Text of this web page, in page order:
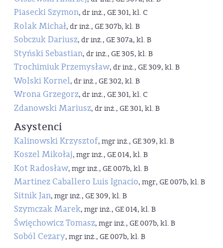
Piasecki Szymon, dr inż., GE 301, kl. C
Rolak Michał, dr inż., GE 307b, kl. B
Sobczuk Dariusz, dr inż., GE 307a, kl. B
Styński Sebastian, dr inż., GE 305, kl. B
Trochimiuk Przemysław, dr inż., GE 309, kl. B
Wolski Kornel, dr inż., GE 302, kl. B
Wrona Grzegorz, dr inż., GE 301, kl. C
Zdanowski Mariusz, dr inż., GE 301, kl. B
Asystenci
Kalinowski Krzysztof, mgr inż., GE 309, kl. B
Koszel Mikołaj, mgr inż., GE 014, kl. B
Kot Radosław, mgr inż., GE 007b, kl. B
Martinez Caballero Luis Ignacio, mgr, GE 007b, kl. B
Sitnik Jan, mgr inż., GE 309, kl. B
Szymczak Marek, mgr inż., GE 014, kl. B
Święchowicz Tomasz, mgr inż., GE 007b, kl. B
Soból Cezary, mgr inż., GE 007b, kl. B